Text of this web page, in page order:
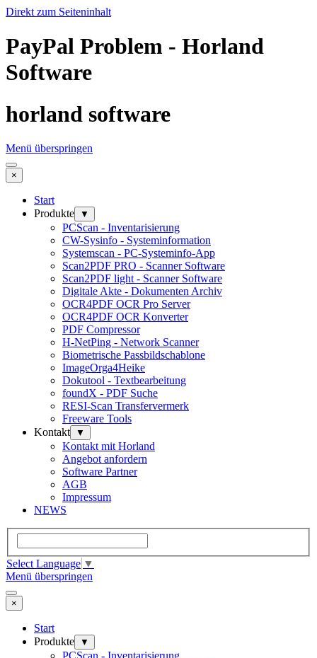
Direkt zum Seiteninhalt
PayPal Problem - Horland
Software
horland software
Menü überspringen
×
Start
Produkte
▼
PCScan - Inventarisierung
CW-Sysinfo - Systeminformation
Systemscan - PC-Systeminfo-App
Scan2PDF PRO - Scanner Software
Scan2PDF light - Scanner Software
Digitale Akte - Dokumenten Archiv
OCR4PDF OCR Pro Server
OCR4PDF OCR Konverter
PDF Compressor
H-NetPing - Network Scanner
Biometrische Passbildschablone
ImageOrga4Heike
Dokutool - Textbearbeitung
foundX - PDF Suche
RESI-Scan Transfervermerk
Freeware Tools
Kontakt
▼
Kontakt mit Horland
Angebot anfordern
Software Partner
AGB
Impressum
NEWS
Select Language ▼
Menü überspringen
×
Start
Produkte
▼